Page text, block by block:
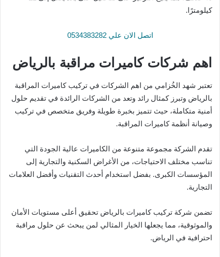
كيلومترًا.
اتصل الان علي 0534383282
اهم شركات كاميرات مراقبة بالرياض
تعتبر شهد الخُزامي من اهم الشركات في تركيب كاميرات المراقبة
بالرياض وتبرز كمثال رائد وتعد من الشركات الرائدة في تقديم حلول
أمنية متكاملة، حيث تتميز بخبرة طويلة وفريق متخصص في تركيب
وصيانة أنظمة كاميرات المراقبة.
تقدم الشركة مجموعة متنوعة من الكاميرات عالية الجودة التي
تناسب مختلف الاحتياجات، من الأغراض السكنية والتجارية إلى
المؤسسات الكبرى. بفضل استخدام أحدث التقنيات وأفضل العلامات
التجارية.
تضمن شركة تركيب كاميرات بالرياض تحقيق أعلى مستويات الأمان
والموثوقية، مما يجعلها الخيار المثالي لمن يبحث عن حلول مراقبة
احترافية في الرياض.